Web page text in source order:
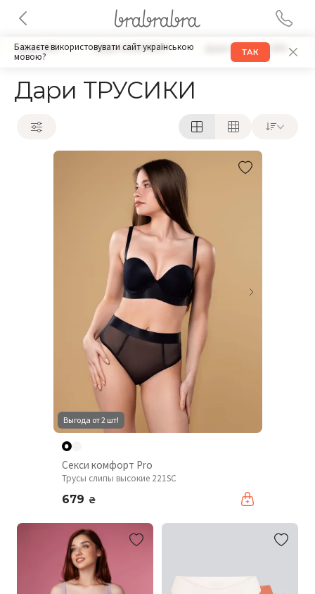
Бажаєте використовувати сайт українською
мовою?
ТАК
Дари БРА Дари КОМПЛЕКТ Дари НАБОРЫ БРА
Дари ТРУСИКИ
Выгода от 2 шт!
Секси комфорт Pro
Трусы слипы высокие 221SC
679 ₴